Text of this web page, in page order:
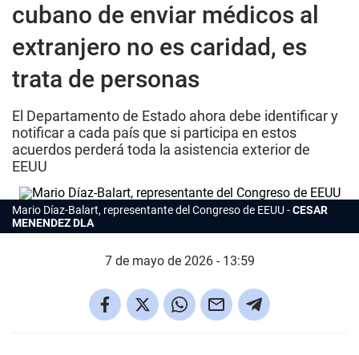
cubano de enviar médicos al
extranjero no es caridad, es
trata de personas
El Departamento de Estado ahora debe identificar y
notificar a cada país que si participa en estos
acuerdos perderá toda la asistencia exterior de
EEUU
Mario Díaz-Balart, representante del Congreso de EEUU
CESAR
MENENDEZ DLA
7 de mayo de 2026 - 13:59